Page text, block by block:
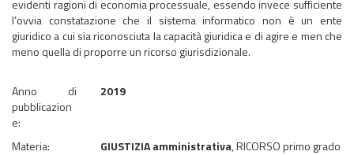
evidenti ragioni di economia processuale, essendo invece sufficiente
l’ovvia constatazione che il sistema informatico non è un ente
giuridico a cui sia riconosciuta la capacità giuridica e di agire e men che
meno quella di proporre un ricorso giurisdizionale.
Anno di
pubblicazion
e:
2019
Materia: GIUSTIZIA amministrativa, RICORSO primo grado